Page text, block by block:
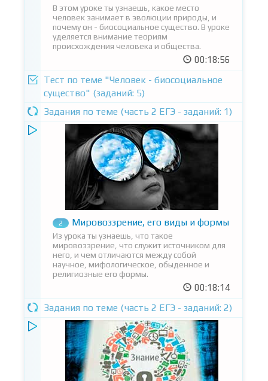
В этом уроке ты узнаешь, какое место
человек занимает в эволюции природы, и
почему он - биосоциальное существо. В уроке
уделяется внимание теориям
происхождения человека и общества.
00:18:56
Тест по теме "Человек - биосоциальное
существо" (заданий: 5)
Задания по теме (часть 2 ЕГЭ - заданий: 1)
2 Мировоззрение, его виды и формы
Из урока ты узнаешь, что такое
мировоззрение, что служит источником для
него, и чем отличаются между собой
научное, мифологическое, обыденное и
религиозные его формы.
00:18:14
Задания по теме (часть 2 ЕГЭ - заданий: 2)